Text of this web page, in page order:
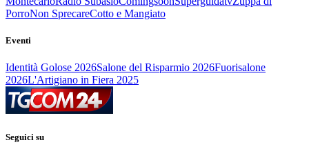
PorroNon SprecareCotto e Mangiato
Eventi
Identità Golose 2026Salone del Risparmio 2026Fuorisalone
2026L'Artigiano in Fiera 2025
Seguici su